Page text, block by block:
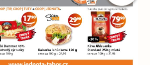
Přihlásit se
se přes Facebook
účet, chci seRegistrovat
Čtenáři píší
Speciální přílohy
Inzerce